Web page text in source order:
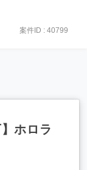
案件ID : 40799
ホロラ